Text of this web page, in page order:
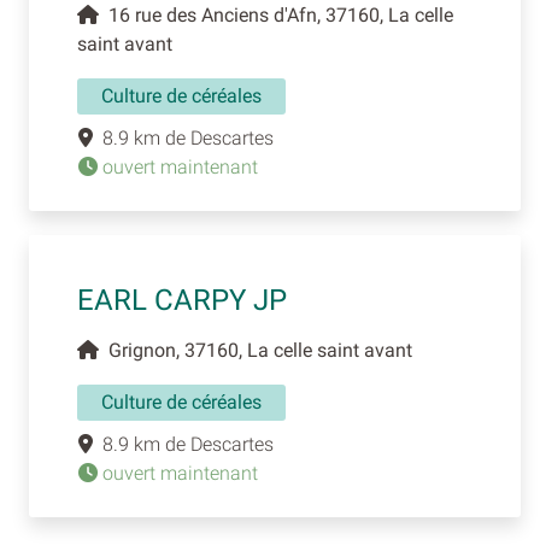
16 rue des Anciens d'Afn, 37160, La celle
saint avant
Culture de céréales
8.9 km de Descartes
ouvert maintenant
EARL CARPY JP
Grignon, 37160, La celle saint avant
Culture de céréales
8.9 km de Descartes
ouvert maintenant